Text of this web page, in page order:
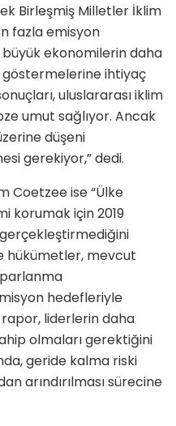
Birleşmiş Milletler İklim
fazla emisyon
büyük ekonomilerin daha
göstermelerine ihtiyaç
uluslararası iklim
umut sağlıyor. Ancak
düşeni
gerekiyor,” dedi.
Coetzee ise “Ülke
korumak için 2019
hükümetler, mevcut
hedefleriyle
liderlerin daha
olmaları gerektiğini
geride kalma riski
arındırılması sürecine